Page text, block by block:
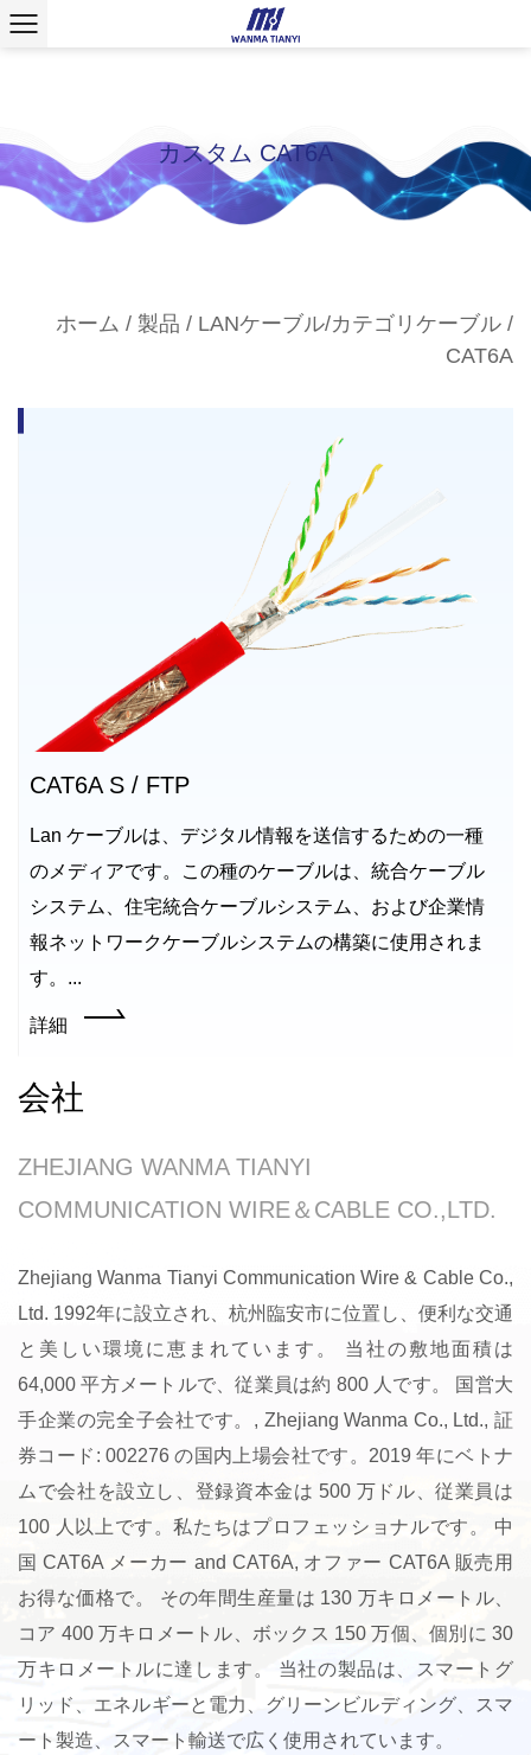
カスタム CAT6A
ホーム / 製品 / LANケーブル/カテゴリケーブル /
CAT6A
CAT6A S / FTP
Lan ケーブルは、デジタル情報を送信するための一種
のメディアです。この種のケーブルは、統合ケーブル
システム、住宅統合ケーブルシステム、および企業情
報ネットワークケーブルシステムの構築に使用されま
す。...
詳細
会社
ZHEJIANG WANMA TIANYI
COMMUNICATION WIRE＆CABLE CO.,LTD.
Zhejiang Wanma Tianyi Communication Wire & Cable Co.,
Ltd. 1992年に設立され、杭州臨安市に位置し、便利な交通
と美しい環境に恵まれています。 当社の敷地面積は
64,000 平方メートルで、従業員は約 800 人です。 国営大
手企業の完全子会社です。, Zhejiang Wanma Co., Ltd., 証
券コード: 002276 の国内上場会社です。2019 年にベトナ
ムで会社を設立し、登録資本金は 500 万ドル、従業員は
100 人以上です。私たちはプロフェッショナルです。 中
国 CAT6A メーカー and CAT6A, オファー CAT6A 販売用
お得な価格で。 その年間生産量は 130 万キロメートル、
コア 400 万キロメートル、ボックス 150 万個、個別に 30
万キロメートルに達します。 当社の製品は、スマートグ
リッド、エネルギーと電力、グリーンビルディング、スマ
ート製造、スマート輸送で広く使用されています。